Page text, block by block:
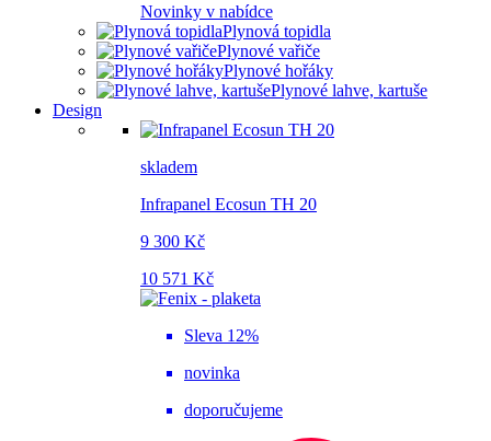
Novinky v nabídce
Plynová topidla
Plynové vařiče
Plynové hořáky
Plynové lahve, kartuše
Design
skladem
Infrapanel Ecosun TH 20
9 300 Kč
10 571 Kč
Sleva 12%
novinka
doporučujeme